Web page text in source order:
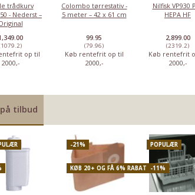
Levering med
fragtmand
trådkurv
- Nederst –
op til
2000,-
Colombo tørrestativ -
5 meter – 42 x 61 cm
99.95
(79.96)
Køb rentefrit op til
2000,-
Nilfisk VP930
HEPA HF
2,899.00
(2319.2)
Køb rentefrit
2000,-
tilbud
-21%
KØB 20+ OG FÅ 6% RABAT
POPULÆR
-11%